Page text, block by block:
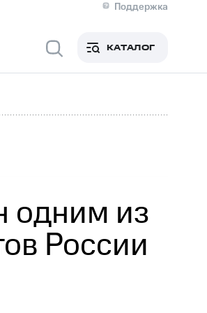
Поддержка
Медиа-центр
акций
КАТАЛОГ
одним из
России